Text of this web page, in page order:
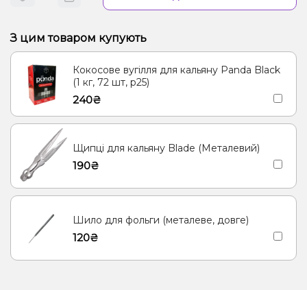
З цим товаром купують
Кокосове вугілля для кальяну Panda Black
(1 кг, 72 шт, р25)
240₴
Щипці для кальяну Blade (Металевий)
190₴
Шило для фольги (металеве, довге)
120₴